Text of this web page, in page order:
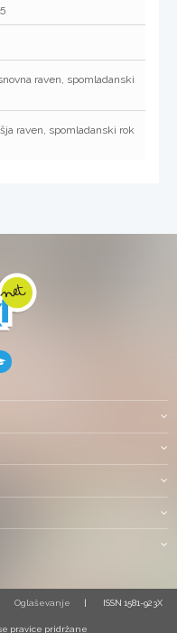
raven, spomladanski
raven, spomladanski rok
Oglaševanje ISSN 1581-923X
pravice pridržane